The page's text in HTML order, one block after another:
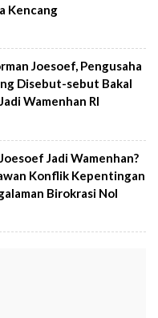
Kencang
Joesoef, Pengusaha
Disebut-sebut Bakal
Wamenhan RI
Jadi Wamenhan?
Konflik Kepentingan
Birokrasi Nol